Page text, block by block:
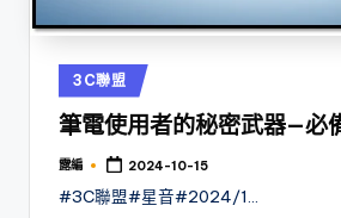
Posted
in
3C聯盟
筆電使用者的秘密武器—必
Posted
露編 2024-10-15
#3C聯盟#星音#2024/1…